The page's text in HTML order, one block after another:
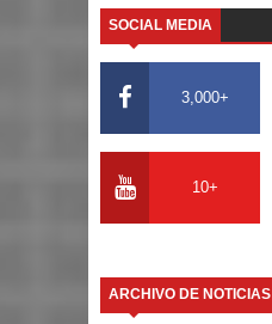
SOCIAL MEDIA
3,000+
10+
ARCHIVO DE NOTICIAS